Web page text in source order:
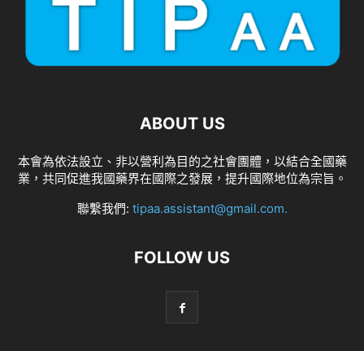
ABOUT US
本會為依法設立、非以營利為目的之社會團體，以結合全國藥
業，共同促進我國藥界在國際之發展，提升國際地位為宗旨。
聯繫我們: tipaa.assistant@gmail.com.
FOLLOW US